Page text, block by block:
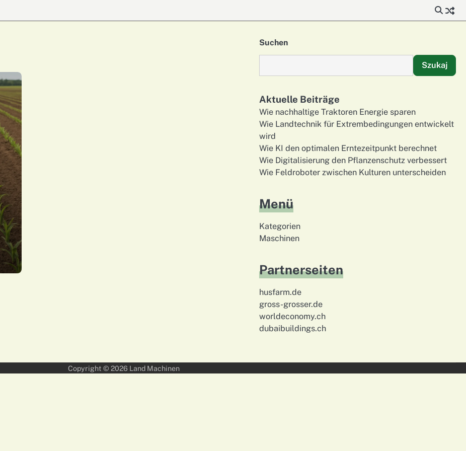
Suchen
Szukaj
Aktuelle Beiträge
Wie nachhaltige Traktoren Energie sparen
Wie Landtechnik für Extrembedingungen entwickelt
wird
Wie KI den optimalen Erntezeitpunkt berechnet
Wie Digitalisierung den Pflanzenschutz verbessert
Wie Feldroboter zwischen Kulturen unterscheiden
Menü
Kategorien
Maschinen
Partnerseiten
husfarm.de
gross-grosser.de
worldeconomy.ch
dubaibuildings.ch
Copyright © 2026 Land Machinen